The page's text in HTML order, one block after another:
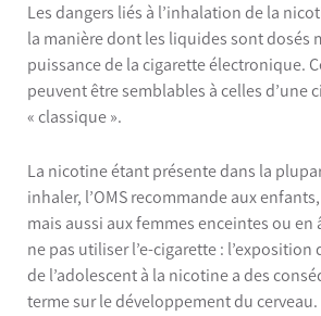
Les dangers liés à l’inhalation de la
la manière dont les liquides sont dosés
puissance de la cigarette électronique.
peuvent être semblables à celles d’une
« classique ».
La nicotine étant présente dans la
inhaler, l’OMS recommande aux
mais aussi aux femmes enceintes ou en
ne pas utiliser l’e-cigarette :
de l’adolescent à la nicotine a des
terme sur le développement du cerveau.